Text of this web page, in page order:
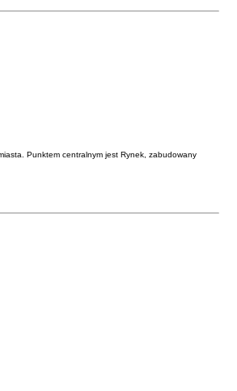
Punktem centralnym jest Rynek, zabudowany